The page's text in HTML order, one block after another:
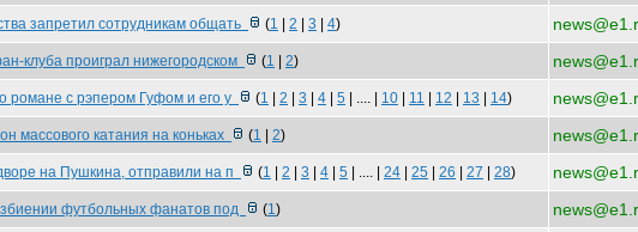
запретил сотрудникам общать (1 2 3 4)
клуба проиграл нижегородском (1 2)
романе с рэпером Гуфом и его у (1 2 3 4 5 | .... | 10 11 12 13 14)
массового катания на коньках (1 2)
на Пушкина, отправили на п (1 2 3 4 5 | .... | 24 25 26 27 28)
футбольных фанатов под (1)